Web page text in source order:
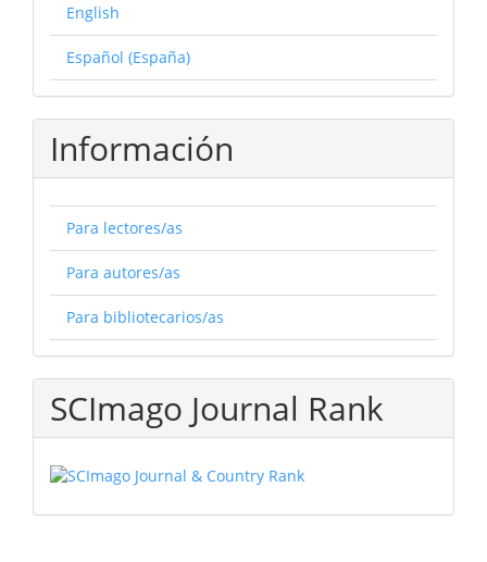
English
Español (España)
Información
Para lectores/as
Para autores/as
Para bibliotecarios/as
SCImago Journal Rank